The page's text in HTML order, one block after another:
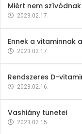
Miért nem
2023.02.17.
Ennek a vitaminnak
2023.02.17.
Rendszeres D-
2023.02.16.
Vashiány tünetei
2023.02.15.